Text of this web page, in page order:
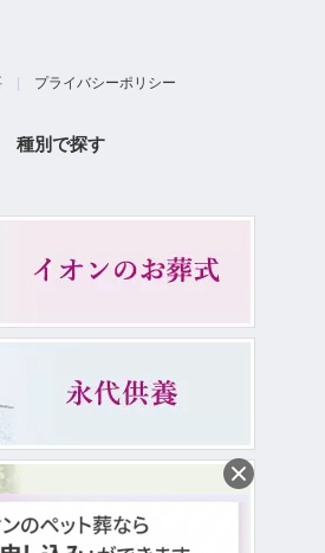
| プライバシーポリシー
種別で探す